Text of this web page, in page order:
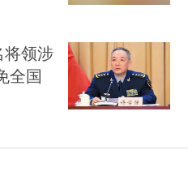
将领涉
全国